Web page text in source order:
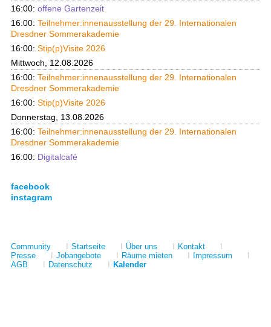
16:00: offene Gartenzeit
16:00: Teilnehmer:innenausstellung der 29. Internationalen
Dresdner Sommerakademie
16:00: Stip(p)Visite 2026
Mittwoch, 12.08.2026
16:00: Teilnehmer:innenausstellung der 29. Internationalen
Dresdner Sommerakademie
16:00: Stip(p)Visite 2026
Donnerstag, 13.08.2026
16:00: Teilnehmer:innenausstellung der 29. Internationalen
Dresdner Sommerakademie
16:00: Digitalcafé
facebook
instagram
Community Startseite Über uns Kontakt
Presse
Jobangebote Räume mieten Impressum
AGB
Datenschutz Kalender